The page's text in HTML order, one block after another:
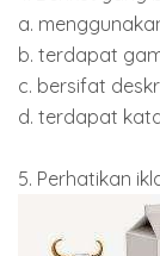
a.
b. terdapat
c. bersifat
d. terdapat
5. Perhatikan